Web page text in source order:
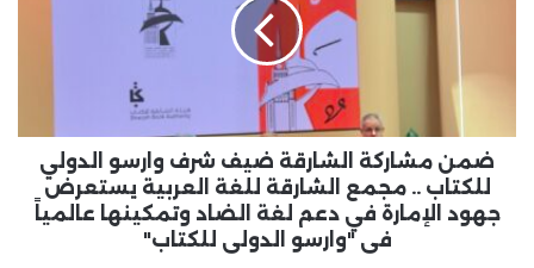
الدولي
..
مجمع
الشارقة
للغة
العربية
ضمن مشاركة الشارقة ضيف شرف وارسو الدولي
للكتاب .. مجمع الشارقة للغة العربية يستعرض
جهود الإمارة في دعم لغة الضاد وتمكينها عالمياً
في "وارسو الدولي للكتاب"